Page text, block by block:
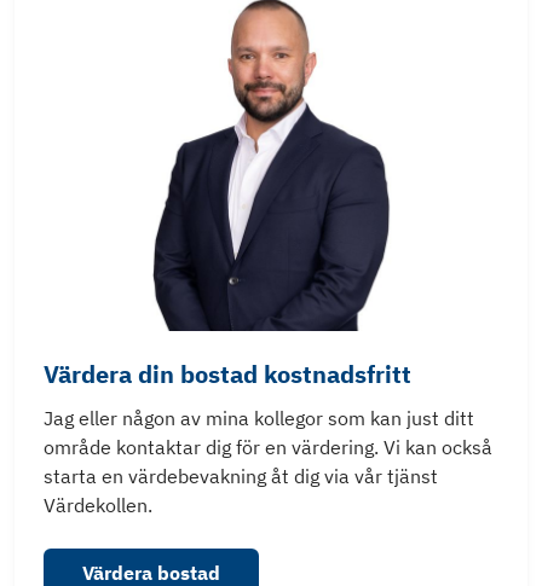
Värdera din bostad kostnadsfritt
Jag eller någon av mina kollegor som kan just ditt
område kontaktar dig för en värdering. Vi kan också
starta en värdebevakning åt dig via vår tjänst
Värdekollen.
Värdera bostad